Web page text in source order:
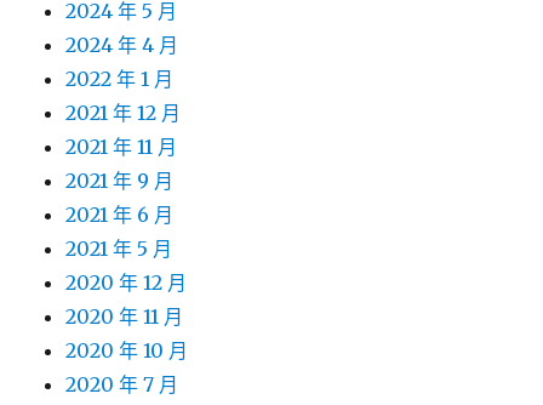
2024 年 5 月
2024 年 4 月
2022 年 1 月
2021 年 12 月
2021 年 11 月
2021 年 9 月
2021 年 6 月
2021 年 5 月
2020 年 12 月
2020 年 11 月
2020 年 10 月
2020 年 7 月